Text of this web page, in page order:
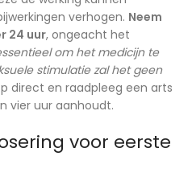
verhogen. Neem
24 uur, ongeacht het
om het medicijn te
stimulatie zal het geen
direct en raadpleeg een arts
vier uur aanhoudt.
voor eerste